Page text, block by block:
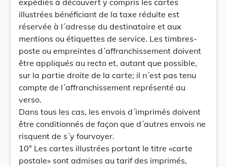
expédiés à découvert y compris les cartes
illustrées bénéficiant de la taxe réduite est
réservée à l´adresse du destinataire et aux
mentions ou étiquettes de service. Les timbres-
poste ou empreintes d´affranchissement doivent
être appliqués au recto et, autant que possible,
sur la partie droite de la carte; il n´est pas tenu
compte de l´affranchissement représenté au
verso.
Dans tous les cas, les envois d´imprimés doivent
être conditionnés de façon que d´autres envois ne
risquent de s´y fourvoyer.
10° Les cartes illustrées portant le titre «carte
postale» sont admises au tarif des imprimés,